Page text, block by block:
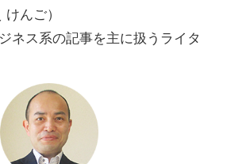
んご）
ネス系の記事を主に扱うライタ